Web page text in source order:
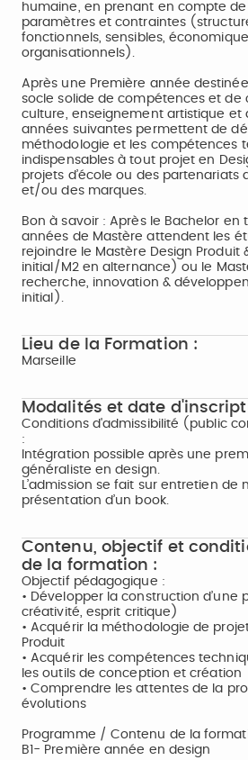
humaine, en prenant en compte
paramètres et contraintes
fonctionnels, sensibles,
organisationnels).
Après une Première année destinée
socle solide de compétences et de
culture, enseignement artistique et
années suivantes permettent de
méthodologie et les compétences
indispensables à tout projet en
projets d’école ou des partenariats
et/ou des marques.
Bon à savoir : Après le Bachelor en
années de Mastère attendent les
rejoindre le Mastère Design Produit
initial/M2 en alternance) ou le
recherche, innovation &
initial).
Lieu de la Formation :
Marseille
Modalités et date
Conditions d'admissibilité (public
:
Intégration possible après une
généraliste en design.
L’admission se fait sur entretien de
présentation d’un book.
Contenu, objectif et
de la formation :
Objectif pédagogique :
• Développer la construction d’une
créativité, esprit critique)
• Acquérir la méthodologie de
Produit
• Acquérir les compétences
les outils de conception et création
• Comprendre les attentes de la
évolutions
Programme / Contenu de la
B1- Première année en design